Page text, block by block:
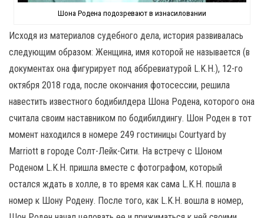
Шона Родена подозревают в изнасиловании
Исходя из материалов судебного дела, история развивалась
следующим образом: Женщина, имя которой не называется (в
документах она фигурирует под аббревиатурой L.K.H.), 12-го
октября 2018 года, после окончания фотосессии, решила
навестить известного бодибилдера Шона Родена, которого она
считала своим наставником по бодибилдингу. Шон Роден в тот
момент находился в номере 249 гостиницы Courtyard by
Marriott в городе Солт-Лейк-Сити. На встречу с Шоном
Роденом L.K.H. пришла вместе с фотографом, который
остался ждать в холле, в то время как сама L.K.H. пошла в
номер к Шону Родену. После того, как L.K.H. вошла в номер,